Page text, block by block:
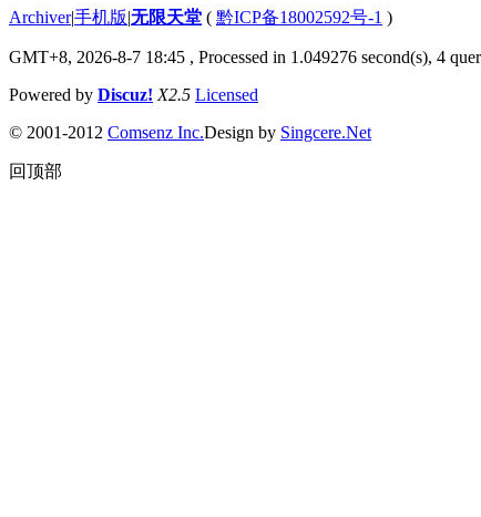
Archiver|手机版|无限天堂 ( 黔ICP备18002592号-1 )
GMT+8, 2026-8-7 18:45 , Processed in 1.049276 second(s), 4
Powered by Discuz! X2.5 Licensed
© 2001-2012 Comsenz Inc.Design by Singcere.Net
回顶部